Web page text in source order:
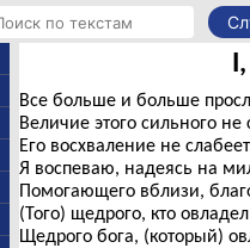
Все больше и больше
Величие этого сильного не
Его восхваление не
Я воспеваю, надеясь на
Помогающего вблизи,
(Того) щедрого, кто
Щедрого бога, (который)